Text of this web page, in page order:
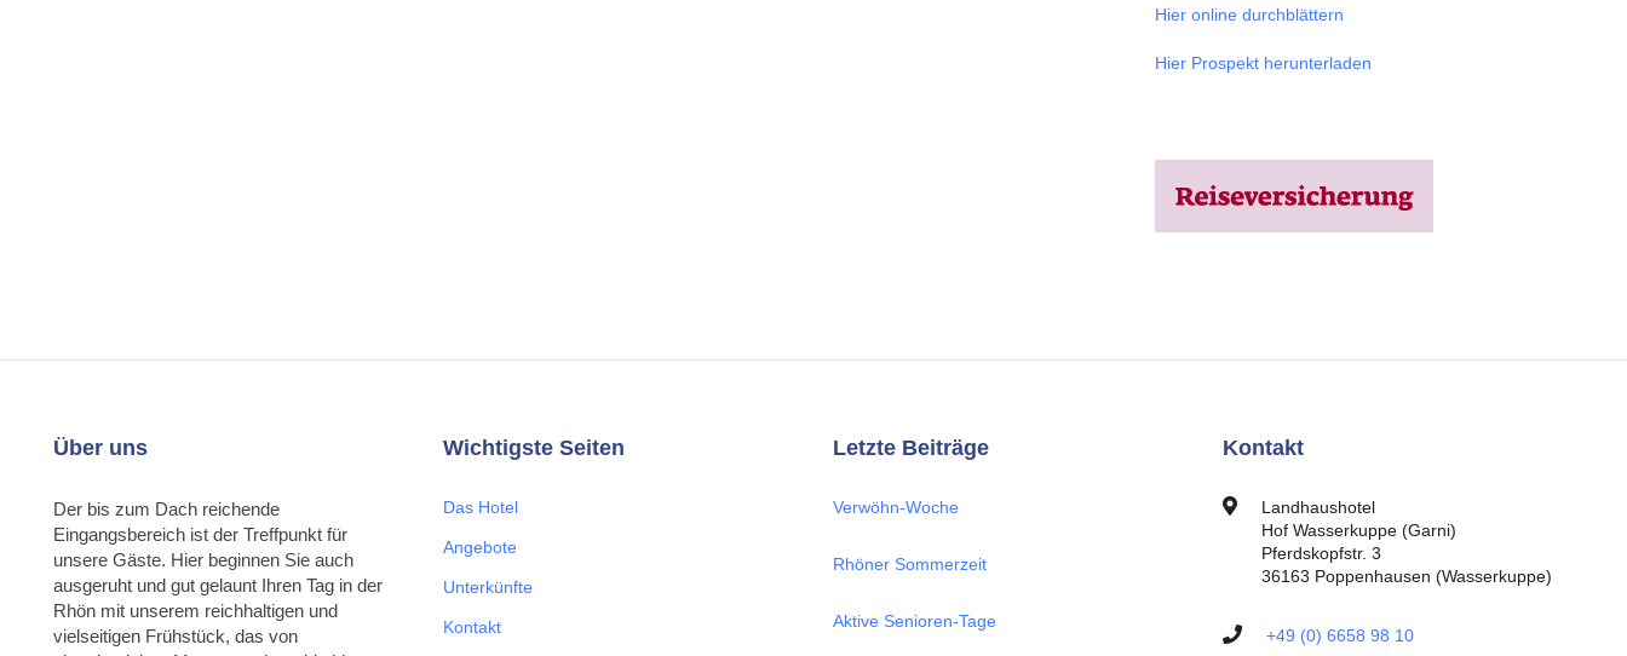
Hier online durchblättern
Hier Prospekt herunterladen
Über uns
Der bis zum Dach reichende
Eingangsbereich ist der Treffpunkt für
unsere Gäste. Hier beginnen Sie auch
ausgeruht und gut gelaunt Ihren Tag in der
Rhön mit unserem reichhaltigen und
vielseitigen Frühstück, das von
Wichtigste Seiten
Das Hotel
Angebote
Unterkünfte
Kontakt
Letzte Beiträge
Verwöhn-Woche
Rhöner Sommerzeit
Aktive Senioren-Tage
Kontakt
Landhaushotel
Hof Wasserkuppe (Garni)
Pferdskopfstr. 3
36163 Poppenhausen (Wasserkuppe)
+49 (0) 6658 98 10